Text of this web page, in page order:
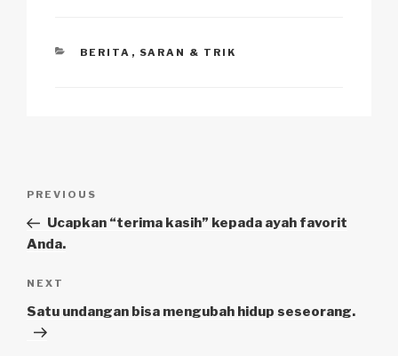
CATEGORIES
BERITA , SARAN & TRIK
Previous
Post
PREVIOUS
Ucapkan “terima kasih” kepada ayah favorit
Anda.
Next
Post
NEXT
Satu undangan bisa mengubah hidup seseorang.